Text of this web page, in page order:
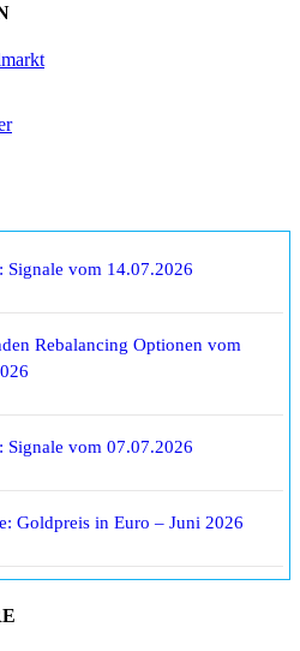
vom 14.07.2026
Rebalancing Optionen vom
vom 07.07.2026
Goldpreis in Euro – Juni 2026